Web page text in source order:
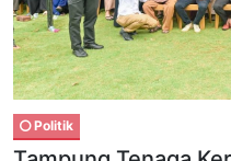
Politik